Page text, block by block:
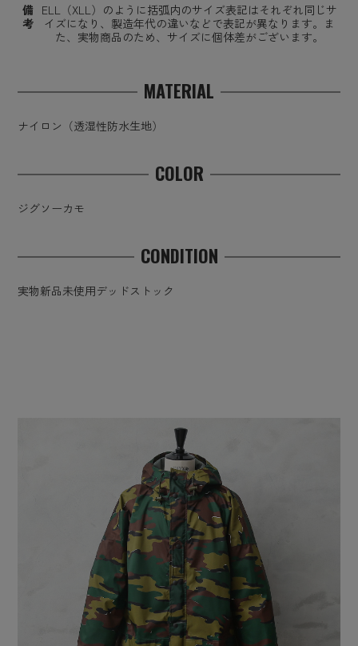
備
考
ELL（XLL）のように括弧内のサイズ表記はそれぞれ同じサ
イズになり、製造年代の違いなどで表記が異なります。ま
た、実物商品のため、サイズに個体差がございます。
MATERIAL
ナイロン（透湿性防水生地）
COLOR
ジグソーカモ
CONDITION
実物新品未使用デッドストック